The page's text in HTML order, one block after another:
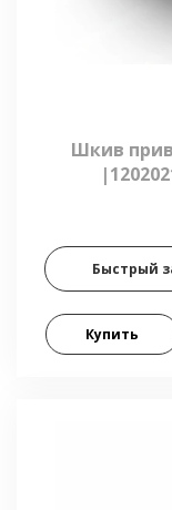
Шкив
Быстрый
Купить